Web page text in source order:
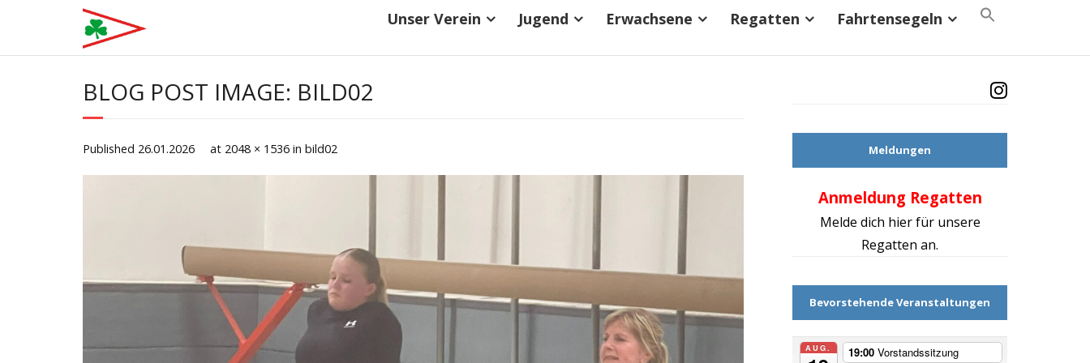
content
Unser Verein Jugend Erwachsene Regatten Fahrtensegeln
BLOG POST IMAGE: BILD02
Published 26.01.2026 at 2048 × 1536 in bild02 Meldungen
Anmeldung Regatten
Melde dich hier für unsere
Regatten an.
Bevorstehende Veranstaltungen
AUG. 19:00 Vorstandssitzung